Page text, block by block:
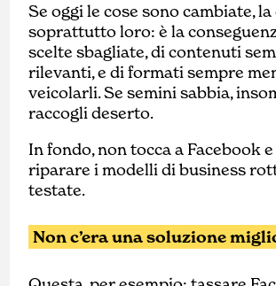
Se oggi le cose sono cambiate, la
soprattutto loro: è la
scelte sbagliate, di contenuti
rilevanti, e di formati sempre
veicolarli. Se semini sabbia,
raccogli deserto.
In fondo, non tocca a Facebook
riparare i modelli di business
testate.
Non c’era una soluzione